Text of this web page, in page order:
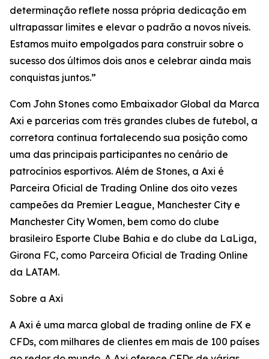
determinação reflete nossa própria dedicação em
ultrapassar limites e elevar o padrão a novos níveis.
Estamos muito empolgados para construir sobre o
sucesso dos últimos dois anos e celebrar ainda mais
conquistas juntos.”
Com John Stones como Embaixador Global da Marca
Axi e parcerias com três grandes clubes de futebol, a
corretora continua fortalecendo sua posição como
uma das principais participantes no cenário de
patrocínios esportivos. Além de Stones, a Axi é
Parceira Oficial de Trading Online dos oito vezes
campeões da Premier League, Manchester City e
Manchester City Women, bem como do clube
brasileiro Esporte Clube Bahia e do clube da LaLiga,
Girona FC, como Parceira Oficial de Trading Online
da LATAM.
Sobre a Axi
A Axi é uma marca global de trading online de FX e
CFDs, com milhares de clientes em mais de 100 países